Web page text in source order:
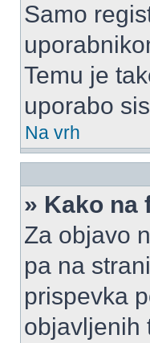
Samo
Temu je
uporabo
Na vrh
» Kako na
Za objavo
pa na
prispevka
objavljenih